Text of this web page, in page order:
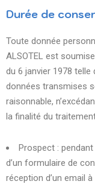
Durée de
Toute donnée
ALSOTEL est
du 6 janvier 1978
données transmises
raisonnable,
la finalité du
Prospect :
d’un formulaire de
réception d’un email